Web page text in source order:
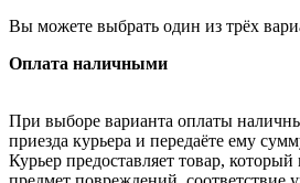
Вы можете выбрать один из трёх
Оплата наличными
При выборе варианта оплаты
приезда курьера и передаёте ему
Курьер предоставляет товар,